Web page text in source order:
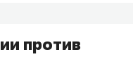
против